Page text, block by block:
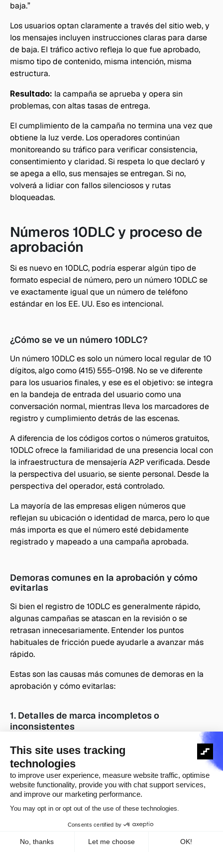
baja.”
Los usuarios optan claramente a través del sitio web, y
los mensajes incluyen instrucciones claras para darse
de baja. El tráfico activo refleja lo que fue aprobado,
mismo tipo de contenido, misma intención, misma
estructura.
Resultado: la campaña se aprueba y opera sin
problemas, con altas tasas de entrega.
El cumplimiento de la campaña no termina una vez que
obtiene la luz verde. Los operadores continúan
monitoreando su tráfico para verificar consistencia,
consentimiento y claridad. Si respeta lo que declaró y
se apega a ello, sus mensajes se entregan. Si no,
volverá a lidiar con fallos silenciosos y rutas
bloqueadas.
Números 10DLC y proceso de
aprobación
Si es nuevo en 10DLC, podría esperar algún tipo de
formato especial de número, pero un número 10DLC se
ve exactamente igual que un número de teléfono
estándar en los EE. UU. Eso es intencional.
¿Cómo se ve un número 10DLC?
Un número 10DLC es solo un número local regular de 10
dígitos, algo como (415) 555-0198. No se ve diferente
para los usuarios finales, y ese es el objetivo: se integra
en la bandeja de entrada del usuario como una
conversación normal, mientras lleva los marcadores de
registro y cumplimiento detrás de las escenas.
A diferencia de los códigos cortos o números gratuitos,
10DLC ofrece la familiaridad de una presencia local con
la infraestructura de mensajería A2P verificada. Desde
la perspectiva del usuario, se siente personal. Desde la
perspectiva del operador, está controlado.
La mayoría de las empresas eligen números que
reflejan su ubicación o identidad de marca, pero lo que
más importa es que el número esté debidamente
registrado y mapeado a una campaña aprobada.
Demoras comunes en la aprobación y cómo
evitarlas
Si bien el registro de 10DLC es generalmente rápido,
algunas campañas se atascan en la revisión o se
retrasan innecesariamente. Entender los puntos
habituales de fricción puede ayudarle a avanzar más
rápido.
Estas son las causas más comunes de demoras en la
aprobación y cómo evitarlas:
1. Detalles de marca incompletos o
inconsistentes
Si su nombre comercial legal, EIN o dirección no
coinciden con los registros oficiales, su registro de
marca puede ser marcado para revisión manual.
Solución: utilice la información exacta de sus
2. Descripciones de campaña vagas o
engañosas